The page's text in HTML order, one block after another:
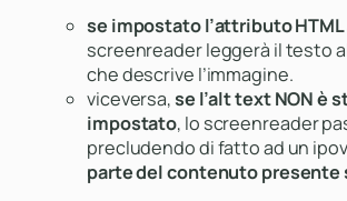
se impostato l’attributo
screenreader leggerà il testo
che descrive l’immagine.
viceversa,se l’alt text NON è
impostato, lo screenreader
precludendo di fatto ad un
parte del contenuto presente